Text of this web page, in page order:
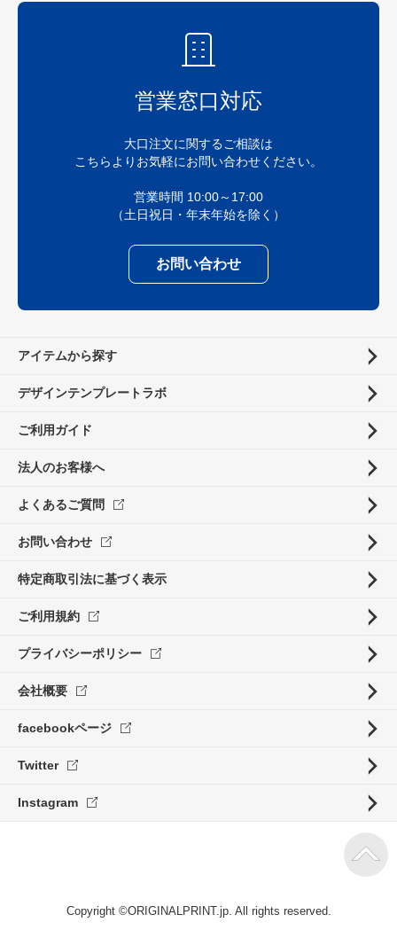
営業窓口対応
大口注文に関するご相談は
こちらよりお気軽にお問い合わせください。
営業時間 10:00～17:00
（土日祝日・年末年始を除く）
お問い合わせ
アイテムから探す
デザインテンプレートラボ
ご利用ガイド
法人のお客様へ
よくあるご質問
お問い合わせ
特定商取引法に基づく表示
ご利用規約
プライバシーポリシー
会社概要
facebookページ
Twitter
Instagram
Copyright ©ORIGINALPRINT.jp. All rights reserved.